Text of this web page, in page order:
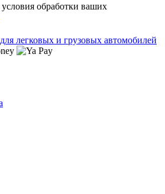
обработки ваших
легковых и грузовых автомобилей